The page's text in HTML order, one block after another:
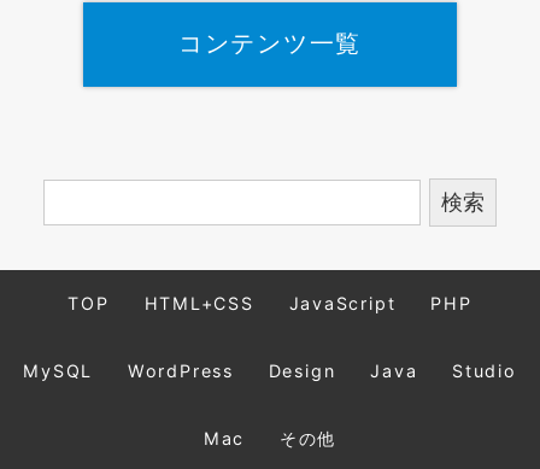
コンテンツ一覧
TOP HTML+CSS JavaScript PHP
MySQL WordPress Design Java Studio
Mac その他